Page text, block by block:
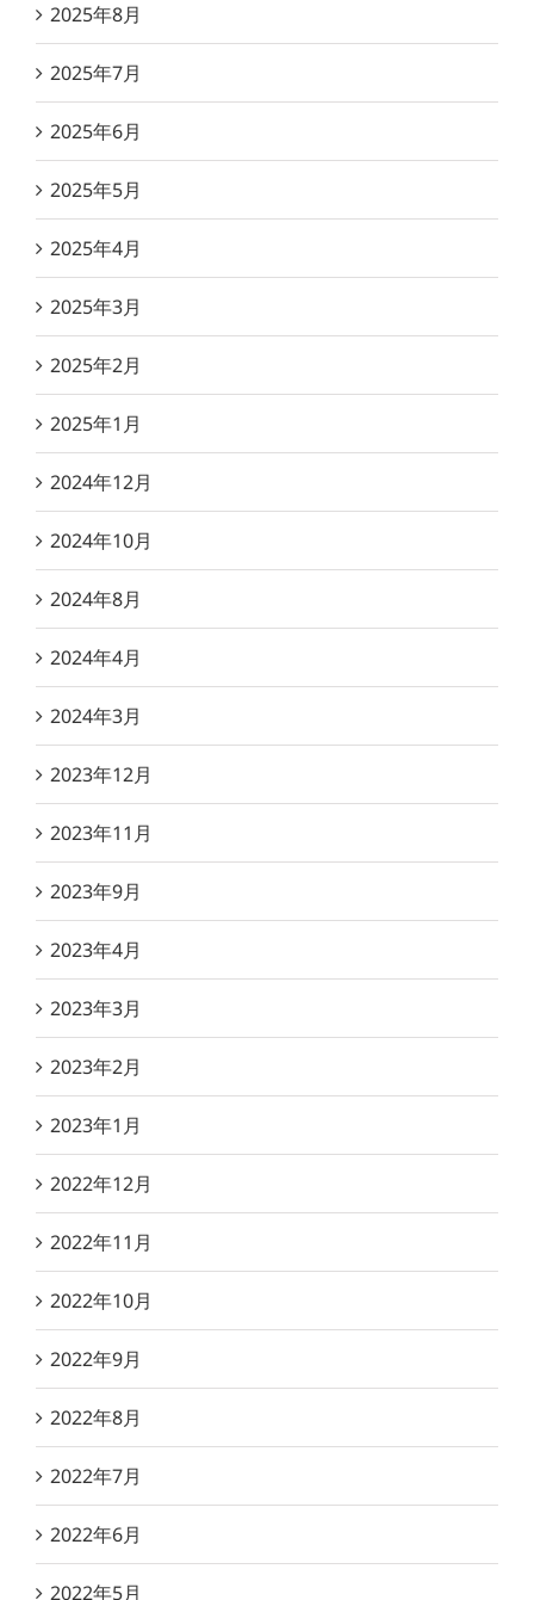
2025年8月
2025年7月
2025年6月
2025年5月
2025年4月
2025年3月
2025年2月
2025年1月
2024年12月
2024年10月
2024年8月
2024年4月
2024年3月
2023年12月
2023年11月
2023年9月
2023年4月
2023年3月
2023年2月
2023年1月
2022年12月
2022年11月
2022年10月
2022年9月
2022年8月
2022年7月
2022年6月
2022年5月